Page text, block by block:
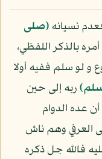
نسيانه(صلى
أمره بالذكر اللفظي،
و لو سلم ففيه أولا
ربه إلى حين
أن عده الدوام
العرفي وهم ناش
فالله جل ذكره